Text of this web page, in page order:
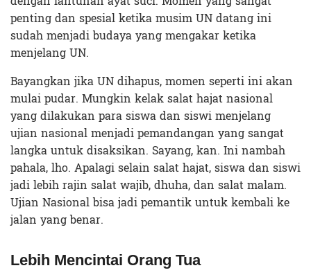
penting dan spesial ketika musim UN datang ini
sudah menjadi budaya yang mengakar ketika
menjelang UN.
Bayangkan jika UN dihapus, momen seperti ini akan
mulai pudar. Mungkin kelak salat hajat nasional
yang dilakukan para siswa dan siswi menjelang
ujian nasional menjadi pemandangan yang sangat
langka untuk disaksikan. Sayang, kan. Ini nambah
pahala, lho. Apalagi selain salat hajat, siswa dan siswi
jadi lebih rajin salat wajib, dhuha, dan salat malam.
Ujian Nasional bisa jadi pemantik untuk kembali ke
jalan yang benar.
Lebih Mencintai Orang Tua